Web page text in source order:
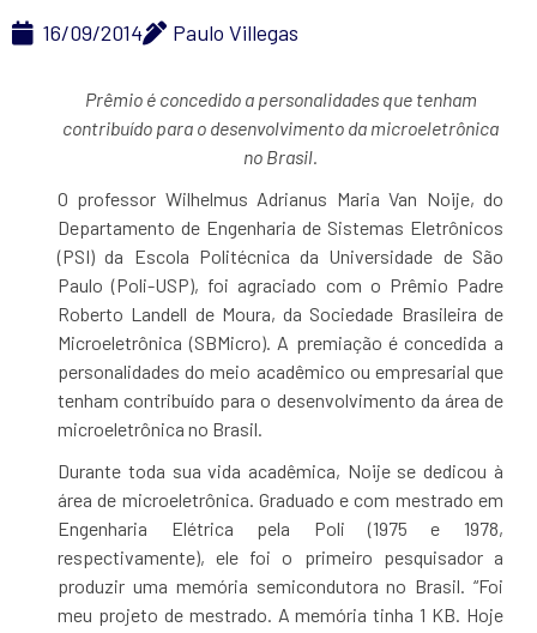
16/09/2014 Paulo Villegas
Prêmio é concedido a personalidades que tenham
contribuído para o desenvolvimento da microeletrônica
no Brasil.
O professor Wilhelmus Adrianus Maria Van Noije, do
Departamento de Engenharia de Sistemas Eletrônicos
(PSI) da Escola Politécnica da Universidade de São
Paulo (Poli-USP), foi agraciado com o Prêmio Padre
Roberto Landell de Moura, da Sociedade Brasileira de
Microeletrônica (SBMicro). A premiação é concedida a
personalidades do meio acadêmico ou empresarial que
tenham contribuído para o desenvolvimento da área de
microeletrônica no Brasil.
Durante toda sua vida acadêmica, Noije se dedicou à
área de microeletrônica. Graduado e com mestrado em
Engenharia Elétrica pela Poli (1975 e 1978,
respectivamente), ele foi o primeiro pesquisador a
produzir uma memória semicondutora no Brasil. “Foi
meu projeto de mestrado. A memória tinha 1 KB. Hoje